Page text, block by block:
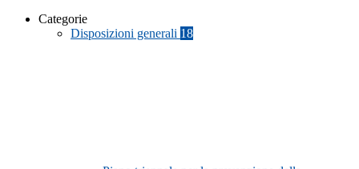
Categorie
Disposizioni generali 18